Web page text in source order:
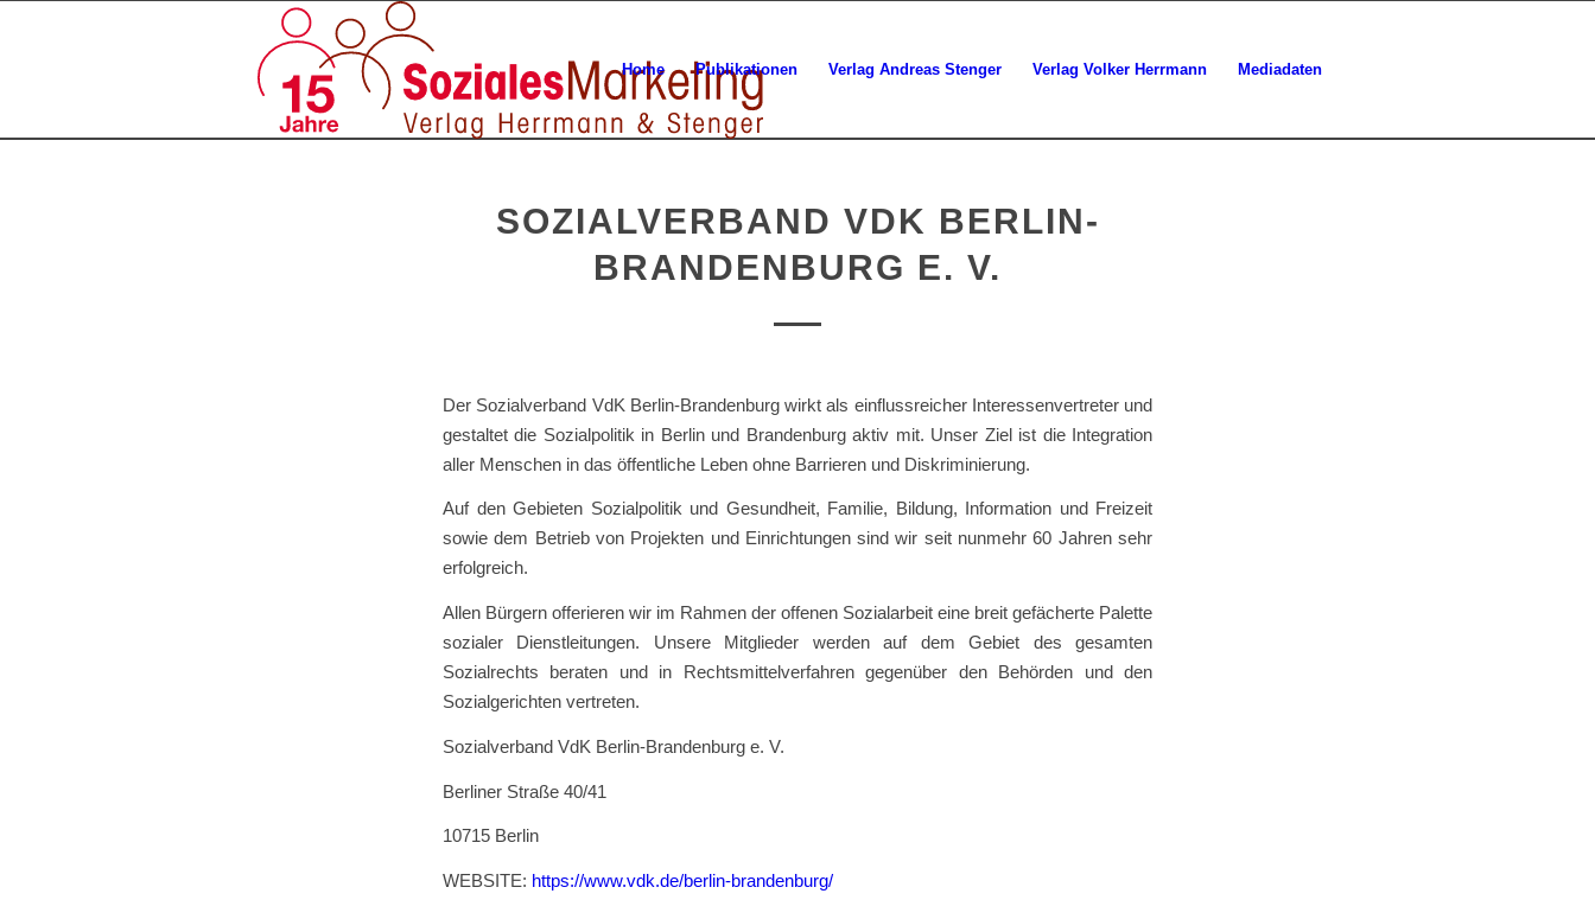
Home Publikationen Verlag Andreas Stenger Verlag Volker Herrmann Mediadaten
SOZIALVERBAND VDK BERLIN-
BRANDENBURG E. V.
Der Sozialverband VdK Berlin-Brandenburg wirkt als einflussreicher Interessenvertreter und
gestaltet die Sozialpolitik in Berlin und Brandenburg aktiv mit. Unser Ziel ist die Integration
aller Menschen in das öffentliche Leben ohne Barrieren und Diskriminierung.
Auf den Gebieten Sozialpolitik und Gesundheit, Familie, Bildung, Information und Freizeit
sowie dem Betrieb von Projekten und Einrichtungen sind wir seit nunmehr 60 Jahren sehr
erfolgreich.
Allen Bürgern offerieren wir im Rahmen der offenen Sozialarbeit eine breit gefächerte Palette
sozialer Dienstleitungen. Unsere Mitglieder werden auf dem Gebiet des gesamten
Sozialrechts beraten und in Rechtsmittelverfahren gegenüber den Behörden und den
Sozialgerichten vertreten.
Sozialverband VdK Berlin-Brandenburg e. V.
Berliner Straße 40/41
10715 Berlin
WEBSITE: https://www.vdk.de/berlin-brandenburg/